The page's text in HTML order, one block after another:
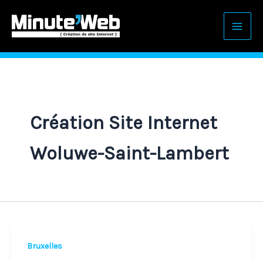
contenu
Création Site Internet
Woluwe-Saint-Lambert
Bruxelles
Création